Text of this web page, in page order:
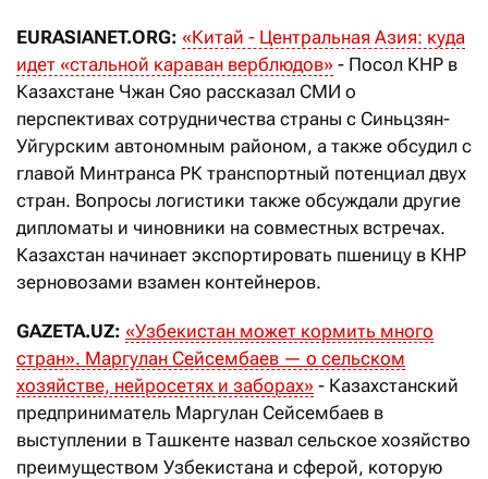
EURASIANET.ORG: «Китай - Центральная Азия: куда
идет «стальной караван верблюдов» - Посол КНР в
Казахстане Чжан Сяо рассказал СМИ о
перспективах сотрудничества страны с Синьцзян-
Уйгурским автономным районом, а также обсудил с
главой Минтранса РК транспортный потенциал двух
стран. Вопросы логистики также обсуждали другие
дипломаты и чиновники на совместных встречах.
Казахстан начинает экспортировать пшеницу в КНР
зерновозами взамен контейнеров.
GAZETA.UZ: «Узбекистан может кормить много
стран». Маргулан Сейсембаев — о сельском
хозяйстве, нейросетях и заборах» - Казахстанский
предприниматель Маргулан Сейсембаев в
выступлении в Ташкенте назвал сельское хозяйство
преимуществом Узбекистана и сферой, которую